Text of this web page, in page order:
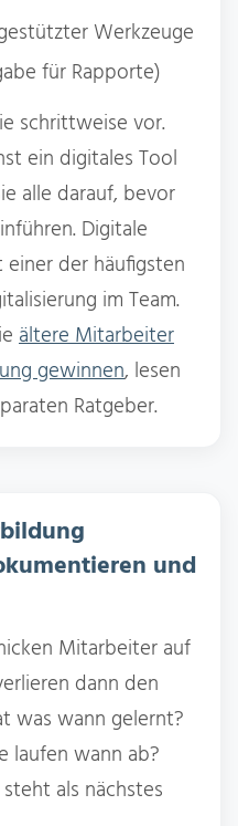
Werkzeuge
für Rapporte)
schrittweise vor.
ein digitales Tool
alle darauf, bevor
Digitale
der häufigsten
im Team.
ältere Mitarbeiter
gewinnen, lesen
Ratgeber.
und
Mitarbeiter auf
dann den
was wann gelernt?
laufen wann ab?
als nächstes